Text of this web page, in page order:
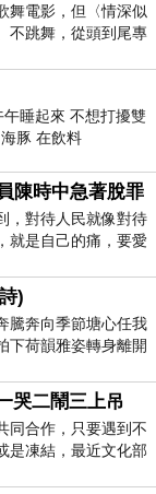
舞電影，但〈情深似
不跳舞，從頭到尾專
過12個鐘
睡起來 不想打擾雙
豚 在飲料
陳時中急著脫罪
，對待人民就像對待
就是自己的痛，要愛
根本沒做
)
騰奔向季節塘心任我
下荷韻雅姿轉身離開
上盼望
哭二鬧三上吊
同合作，只要遇到不
是凍結，最近文化部
，在110年